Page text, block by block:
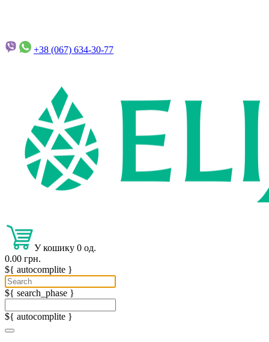
+38 (067) 634-30-77
У кошику 0 од.
0.00 грн.
${ autocomplite }
${ search_phase }
${ autocomplite }